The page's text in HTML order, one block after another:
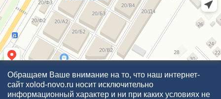
Обращаем Ваше внимание на то, что наш интернет-
сайт xolod-novo.ru носит исключительно
информационный характер и ни при каких условиях не